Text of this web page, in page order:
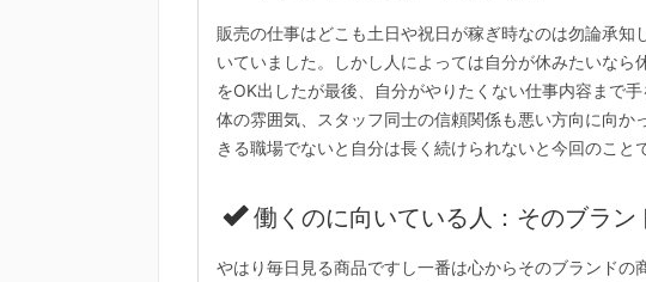
販売の仕事はどこも土日や祝日が稼ぎ時なのは勿論承
いていました。しかし人によっては自分が休みたいな
をOK出したが最後、自分がやりたくない仕事内容まで
体の雰囲気、スタッフ同士の信頼関係も悪い方向に向
きる職場でないと自分は長く続けられないと今回のこと
働くのに向いている人：そのブラン
やはり毎日見る商品ですし一番は心からそのブランド